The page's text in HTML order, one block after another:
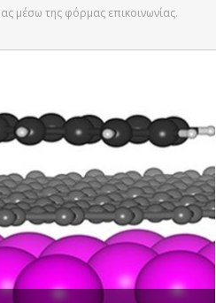
μέσω της φόρμας επικοινωνίας.